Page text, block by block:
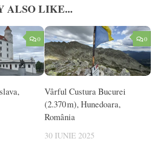
ALSO LIKE...
0 0
Vârful Custura Bucurei
(2.370 m), Hunedoara,
România
30 IUNIE 2025